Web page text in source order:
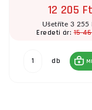
12 205 Ft
Ušetříte 3 255
Eredeti ár:15
db